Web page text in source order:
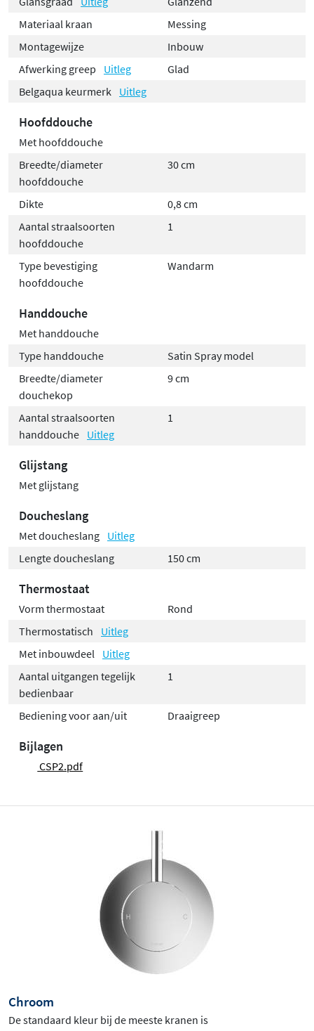
Materiaal kraan
Messing
Montagewijze
Inbouw
Afwerking greep
Uitleg
Glad
Belgaqua keurmerk Uitleg
Hoofddouche
Met hoofddouche
Breedte/diameter
hoofddouche
30 cm
Dikte
0,8 cm
Aantal straalsoorten
hoofddouche
1
Type bevestiging
hoofddouche
Wandarm
Handdouche
Met handdouche
Type handdouche
Satin Spray model
Breedte/diameter
douchekop
9 cm
Aantal straalsoorten
handdouche Uitleg
1
Glijstang
Met glijstang
Doucheslang
Met doucheslang Uitleg
Lengte doucheslang
150 cm
Thermostaat
Vorm thermostaat
Rond
Thermostatisch
Uitleg
Met inbouwdeel Uitleg
Aantal uitgangen tegelijk
bedienbaar
1
Bediening voor aan/uit Draaigreep
Bijlagen
CSP2.pdf
Chroom
De standaard kleur bij de meeste kranen is